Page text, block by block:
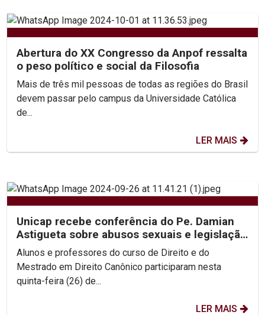
Abertura do XX Congresso da Anpof ressalta
o peso político e social da Filosofia
Mais de três mil pessoas de todas as regiões do Brasil
devem passar pelo campus da Universidade Católica
de...
LER MAIS
Unicap recebe conferência do Pe. Damian
Astigueta sobre abusos sexuais e legislação
canônica
Alunos e professores do curso de Direito e do
Mestrado em Direito Canônico participaram nesta
quinta-feira (26) de...
LER MAIS